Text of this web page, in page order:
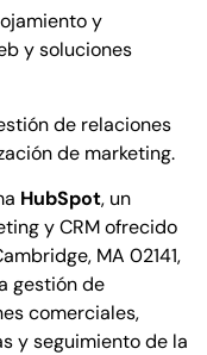
y
y soluciones
de relaciones
de marketing.
HubSpot, un
y CRM ofrecido
MA 02141,
gestión de
comerciales,
y seguimiento de la